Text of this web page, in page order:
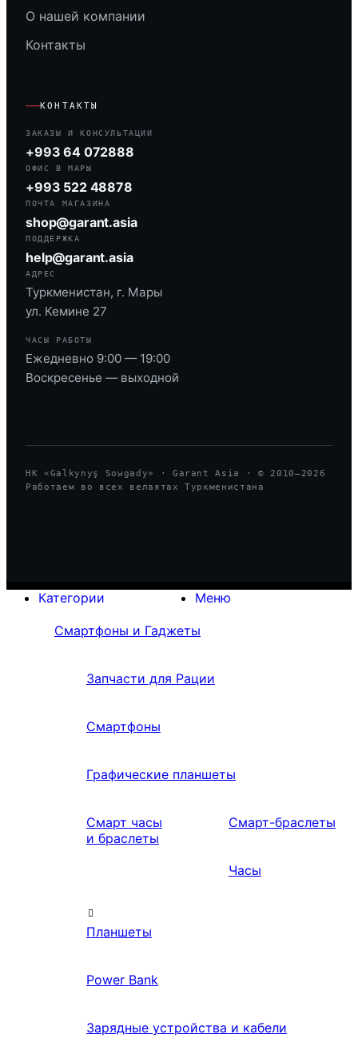
О нашей компании
Контакты
КОНТАКТЫ
ЗАКАЗЫ И КОНСУЛЬТАЦИИ
+993 64 072888
ОФИС В МАРЫ
+993 522 48878
ПОЧТА МАГАЗИНА
shop@garant.asia
ПОДДЕРЖКА
help@garant.asia
АДРЕС
Туркменистан, г. Мары
ул. Кемине 27
ЧАСЫ РАБОТЫ
Ежедневно 9:00 — 19:00
Воскресенье — выходной
HK «Galkynyş Sowgady» · Garant Asia · © 2010—2026
Работаем во всех велаятах Туркменистана
Меню
Категории
Смартфоны и Гаджеты
Запчасти для Рации
Смартфоны
Графические планшеты
Смарт часы
и браслеты
Смарт-браслеты
Часы
Планшеты
Power Bank
Зарядные устройства и кабели